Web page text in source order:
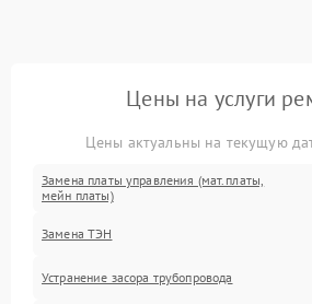
Цены на услуги
Цены актуальны на текущую
Замена платы управления (мат.платы,
мейн платы)
Замена ТЭН
Устранение засора трубопровода